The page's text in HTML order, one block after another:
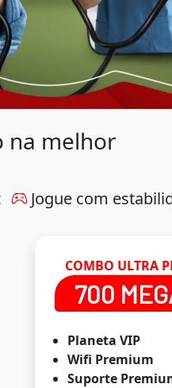
na melhor
Jogue com
COMBO ULTRA
700
Planeta VIP
Wifi Premium
Suporte